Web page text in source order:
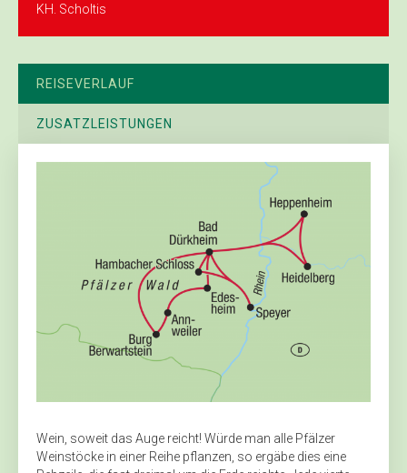
KH. Scholtis
REISEVERLAUF
ZUSATZLEISTUNGEN
Wein, soweit das Auge reicht! Würde man alle Pfälzer
Weinstöcke in einer Reihe pflanzen, so ergäbe dies eine